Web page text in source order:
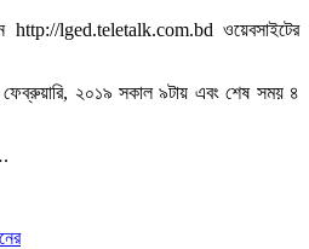
http://lged.teletalk.com.bd ওয়েবসাইটের
২০১৯ সকাল ৯টায় এবং শেষ সময় ৪